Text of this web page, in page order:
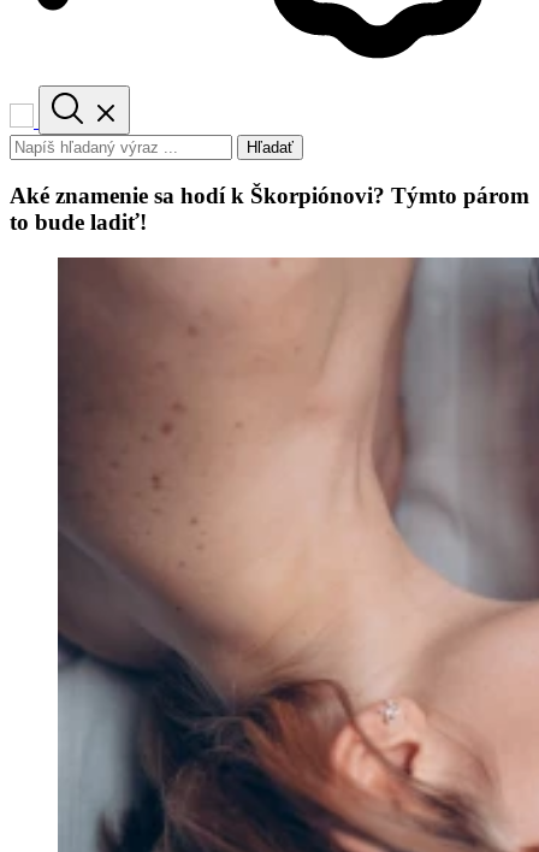
Hľadať
Aké znamenie sa hodí k Škorpiónovi? Týmto párom
to bude ladiť!